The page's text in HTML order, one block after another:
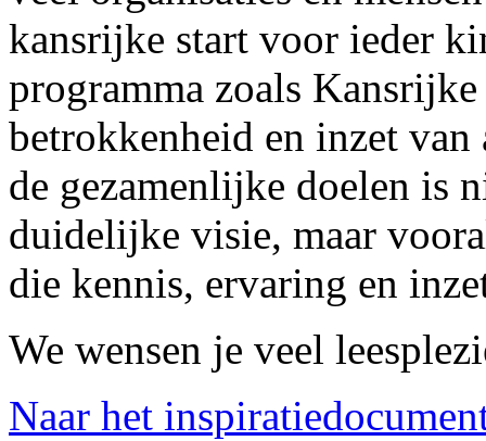
kansrijke start voor ieder
programma zoals
betrokkenheid en inzet
de gezamenlijke doelen is
duidelijke visie, maar
die kennis, ervaring en
We wensen je veel
Naar het